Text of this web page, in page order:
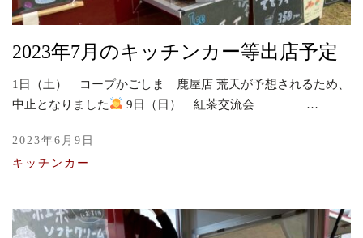
2023年7月のキッチンカー等出店予定
1日（土） コープかごしま 鹿屋店 荒天が予想されるため、
中止となりました
9日（日） 紅茶交流会 …
2023年6月9日
キッチンカー